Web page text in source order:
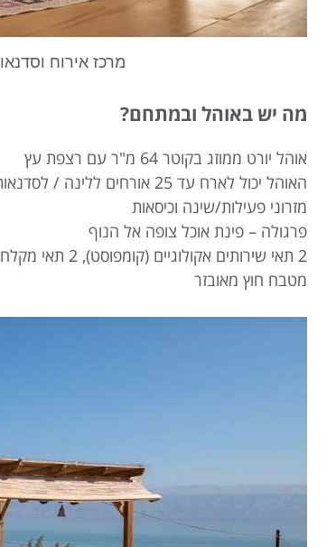
מרכז אירוח
מה יש באוהל ובמתחם?
אוהל יורט ממוזג בקוטר 64 מ"ר עם רצפת עץ
האוהל יכול לארח עד 25 אורחים ללינה / לסדנאות
מזרוני פעילות/שינה וכיסאות
פרגולה – פינת אוכל צופה אל הנוף
2 תאי שירותים אקולוגיים (קומפוסט), 2 תאי מקלחות חוץ עם מים חמים
מטבח חוץ מאובזר